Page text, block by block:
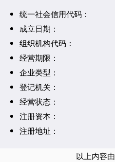
统一社会信用代码：
成立日期：
组织机构代码：
经营期限：
企业类型：
登记机关：
经营状态：
注册资本：
注册地址：
以上内容由